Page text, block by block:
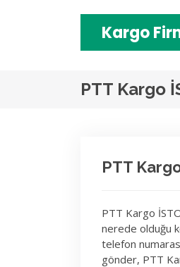
Kargo
PTT Kargo
PTT
PTT Kargo
nerede olduğu
telefon
gönder, PTT